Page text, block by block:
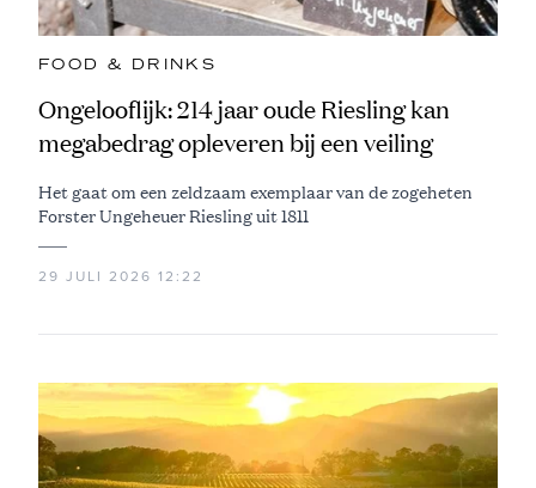
FOOD & DRINKS
Ongelooflijk: 214 jaar oude Riesling kan
megabedrag opleveren bij een veiling
Het gaat om een zeldzaam exemplaar van de zogeheten
Forster Ungeheuer Riesling uit 1811
29 JULI 2026 12:22